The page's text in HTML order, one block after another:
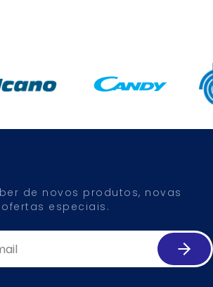
de novos produtos, novas
especiais.